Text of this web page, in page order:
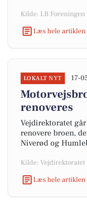
Kilde: LB Foreningen
Læs hele artiklen
LOKALT NYT 17-
renoveres
Vejdirektoratet
renovere broen,
Niverød og
Kilde: Vejdirektoratet
Læs hele artiklen